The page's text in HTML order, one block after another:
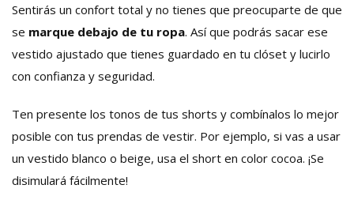
Sentirás un confort total y no tienes que preocuparte de que
se marque debajo de tu ropa. Así que podrás sacar ese
vestido ajustado que tienes guardado en tu clóset y lucirlo
con confianza y seguridad.
Ten presente los tonos de tus shorts y combínalos lo mejor
posible con tus prendas de vestir. Por ejemplo, si vas a usar
un vestido blanco o beige, usa el short en color cocoa. ¡Se
disimulará fácilmente!